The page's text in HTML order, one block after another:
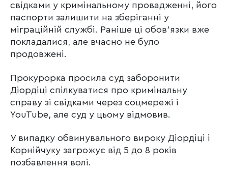
свідками у кримінальному провадженні, його
паспорти залишити на зберіганні у
міграційній службі. Раніше ці обовʼязки вже
покладалися, але вчасно не було
продовжені.
Прокурорка просила суд заборонити
Діордіці спілкуватися про кримінальну
справу зі свідками через соцмережі і
YouTube, але суд у цьому відмовив.
У випадку обвинувального вироку Діордіці і
Корнійчуку загрожує від 5 до 8 років
позбавлення волі.